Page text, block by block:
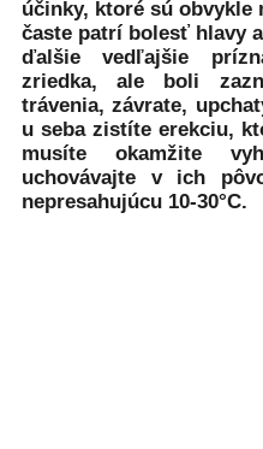
účinky, ktoré sú obvykle
časte patrí bolesť hlavy
ďalšie vedľajšie
zriedka, ale boli
trávenia, závrate,
u seba zistíte erekciu,
musíte okamžite
uchovávajte v ich
nepresahujúcu 10-30°C.